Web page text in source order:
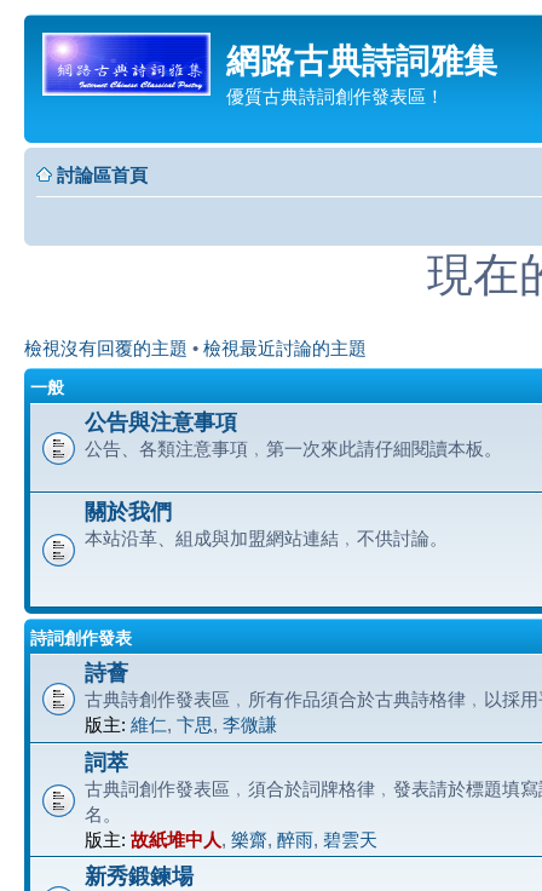
網路古典詩詞雅集
優質古典詩詞創作發表區！
討論區首頁
現在
檢視沒有回覆的主題 • 檢視最近討論的主題
一般
公告與注意事項
公告、各類注意事項﹐第一次來此請仔細閱讀本板。
關於我們
本站沿革、組成與加盟網站連結﹐不供討論。
詩詞創作發表
詩薈
古典詩創作發表區﹐所有作品須合於古典詩格律﹐以採
版主: 維仁, 卞思, 李微謙
詞萃
古典詞創作發表區﹐須合於詞牌格律﹐發表請於標題填
名。
版主: 故紙堆中人, 樂齋, 醉雨, 碧雲天
新秀鍛鍊場